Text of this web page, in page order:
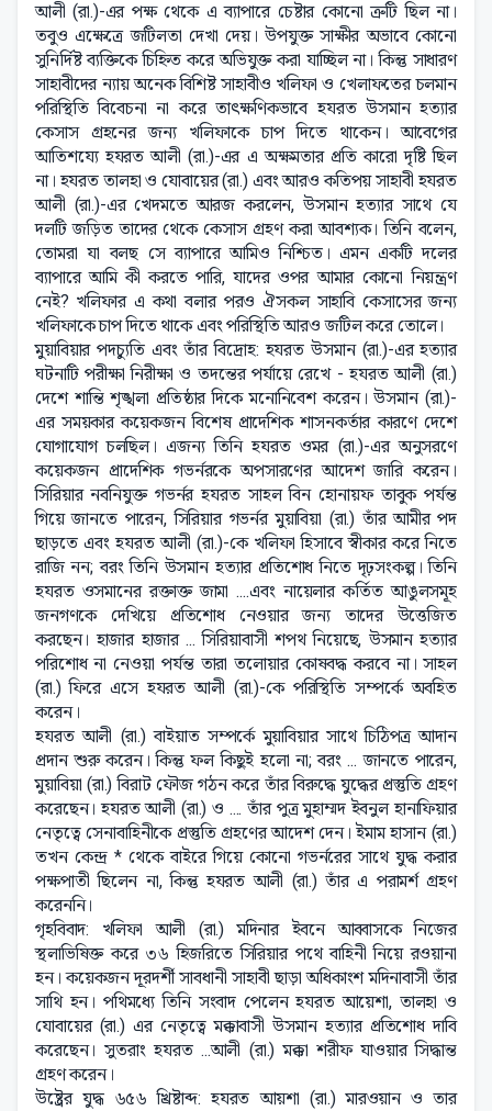
আলী (রা.)-এর পক্ষ থেকে এ ব্যাপারে চেষ্টার কোনো ত্রুটি ছিল না।
তবুও এক্ষেত্রে জটিলতা দেখা দেয়। উপযুক্ত সাক্ষীর অভাবে কোনো
সুনির্দিষ্ট ব্যক্তিকে চিহ্নিত করে অভিযুক্ত করা যাচ্ছিল না। কিন্তু সাধারণ
সাহাবীদের ন্যায় অনেক বিশিষ্ট সাহাবীও খলিফা ও খেলাফতের চলমান
পরিস্থিতি বিবেচনা না করে তাৎক্ষণিকভাবে হযরত উসমান হত্যার
কেসাস গ্রহনের জন্য খলিফাকে চাপ দিতে থাকেন। আবেগের
আতিশয্যে হযরত আলী (রা.)-এর এ অক্ষমতার প্রতি কারো দৃষ্টি ছিল
না। হযরত তালহা ও যোবায়ের (রা.) এবং আরও কতিপয় সাহাবী হযরত
আলী (রা.)-এর খেদমতে আরজ করলেন, উসমান হত্যার সাথে যে
দলটি জড়িত তাদের থেকে কেসাস গ্রহণ করা আবশ্যক। তিনি বলেন,
তোমরা যা বলছ সে ব্যাপারে আমিও নিশ্চিত। এমন একটি দলের
ব্যাপারে আমি কী করতে পারি, যাদের ওপর আমার কোনো নিয়ন্ত্রণ
নেই? খলিফার এ কথা বলার পরও ঐসকল সাহাবি কেসাসের জন্য
খলিফাকে চাপ দিতে থাকে এবং পরিস্থিতি আরও জটিল করে তোলে।
মুয়াবিয়ার পদচ্যুতি এবং তাঁর বিদ্রোহ: হযরত উসমান (রা.)-এর হত্যার
ঘটনাটি পরীক্ষা নিরীক্ষা ও তদন্তের পর্যায়ে রেখে - হযরত আলী (রা.)
দেশে শান্তি শৃঙ্খলা প্রতিষ্ঠার দিকে মনোনিবেশ করেন। উসমান (রা.)-
এর সময়কার কয়েকজন বিশেষ প্রাদেশিক শাসনকর্তার কারণে দেশে
যোগাযোগ চলছিল। এজন্য তিনি হযরত ওমর (রা.)-এর অনুসরণে
কয়েকজন প্রাদেশিক গভর্নরকে অপসারণের আদেশ জারি করেন।
সিরিয়ার নবনিযুক্ত গভর্নর হযরত সাহল বিন হোনায়ফ তাবুক পর্যন্ত
গিয়ে জানতে পারেন, সিরিয়ার গভর্নর মুয়াবিয়া (রা.) তাঁর আমীর পদ
ছাড়তে এবং হযরত আলী (রা.)-কে খলিফা হিসাবে স্বীকার করে নিতে
রাজি নন; বরং তিনি উসমান হত্যার প্রতিশোধ নিতে দৃঢ়সংকল্প। তিনি
হযরত ওসমানের রক্তাক্ত জামা ....এবং নায়েলার কর্তিত আঙুলসমূহ
জনগণকে দেখিয়ে প্রতিশোধ নেওয়ার জন্য তাদের উত্তেজিত
করছেন। হাজার হাজার ... সিরিয়াবাসী শপথ নিয়েছে, উসমান হত্যার
পরিশোধ না নেওয়া পর্যন্ত তারা তলোয়ার কোষবদ্ধ করবে না। সাহল
(রা.) ফিরে এসে হযরত আলী (রা.)-কে পরিস্থিতি সম্পর্কে অবহিত
করেন।
হযরত আলী (রা.) বাইয়াত সম্পর্কে মুয়াবিয়ার সাথে চিঠিপত্র আদান
প্রদান শুরু করেন। কিন্তু ফল কিছুই হলো না; বরং ... জানতে পারেন,
মুয়াবিয়া (রা.) বিরাট ফৌজ গঠন করে তাঁর বিরুদ্ধে যুদ্ধের প্রস্তুতি গ্রহণ
করেছেন। হযরত আলী (রা.) ও .... তাঁর পুত্র মুহাম্মদ ইবনুল হানাফিয়ার
নেতৃত্বে সেনাবাহিনীকে প্রস্তুতি গ্রহণের আদেশ দেন। ইমাম হাসান (রা.)
তখন কেন্দ্র * থেকে বাইরে গিয়ে কোনো গভর্নরের সাথে যুদ্ধ করার
পক্ষপাতী ছিলেন না, কিন্তু হযরত আলী (রা.) তাঁর এ পরামর্শ গ্রহণ
করেননি।
গৃহবিবাদ: খলিফা আলী (রা.) মদিনার ইবনে আব্বাসকে নিজের
স্থলাভিষিক্ত করে ৩৬ হিজরিতে সিরিয়ার পথে বাহিনী নিয়ে রওয়ানা
হন। কয়েকজন দূরদর্শী সাবধানী সাহাবী ছাড়া অধিকাংশ মদিনাবাসী তাঁর
সাথি হন। পথিমধ্যে তিনি সংবাদ পেলেন হযরত আয়েশা, তালহা ও
যোবায়ের (রা.) এর নেতৃত্বে মক্কাবাসী উসমান হত্যার প্রতিশোধ দাবি
করেছেন। সুতরাং হযরত ...আলী (রা.) মক্কা শরীফ যাওয়ার সিদ্ধান্ত
গ্রহণ করেন।
উষ্ট্রের যুদ্ধ ৬৫৬ খ্রিষ্টাব্দ: হযরত আয়শা (রা.) মারওয়ান ও তার